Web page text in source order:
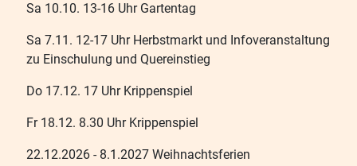
Sa 10.10. 13-16 Uhr Gartentag
Sa 7.11. 12-17 Uhr Herbstmarkt und Infoveranstaltung
zu Einschulung und Quereinstieg
Do 17.12. 17 Uhr Krippenspiel
Fr 18.12. 8.30 Uhr Krippenspiel
22.12.2026 - 8.1.2027 Weihnachtsferien